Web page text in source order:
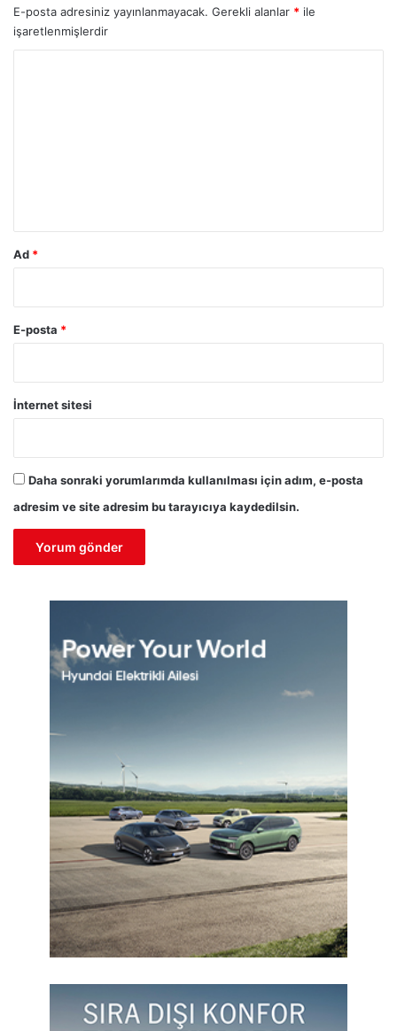
E-posta adresiniz yayınlanmayacak. Gerekli alanlar * ile
işaretlenmişlerdir
Ad *
E-posta *
İnternet sitesi
Daha sonraki yorumlarımda kullanılması için adım, e-posta
adresim ve site adresim bu tarayıcıya kaydedilsin.